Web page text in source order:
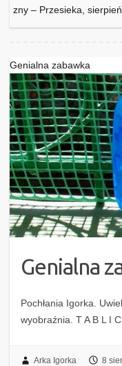
zny – Przesieka,
Genialna zabawka
Genialna
Pochłania Igorka.
wyobraźnia. T A B
Arka Igorka 8